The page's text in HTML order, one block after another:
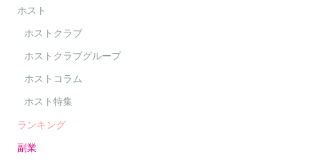
ホスト
ホストクラブ
ホストクラブグループ
ホストコラム
ホスト特集
ランキング
副業